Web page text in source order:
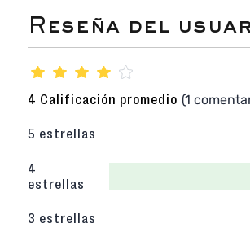
★ ★ ★ ★ ☆
4 Calificación promedio (1
5 estrellas
4
estrellas
3 estrellas